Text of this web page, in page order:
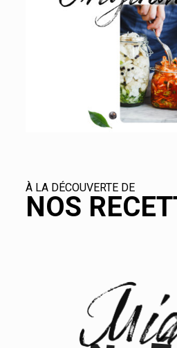
À LA DÉCOUVERTE DE
NOS